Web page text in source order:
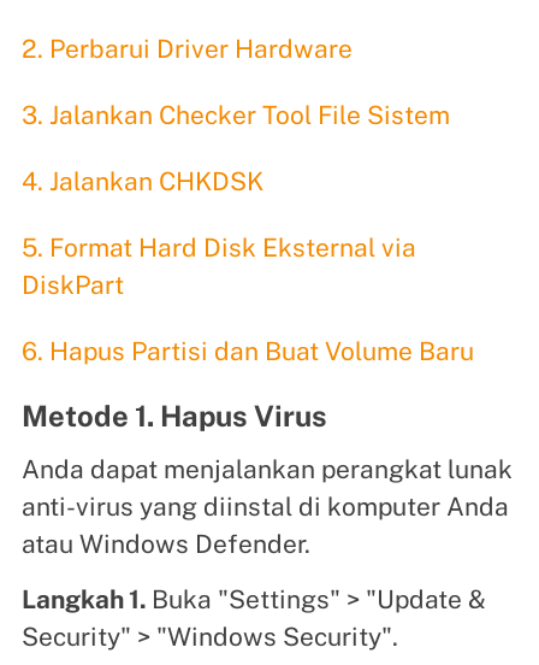
2. Perbarui Driver Hardware
3. Jalankan Checker Tool File Sistem
4. Jalankan CHKDSK
5. Format Hard Disk Eksternal via
DiskPart
6. Hapus Partisi dan Buat Volume Baru
Metode 1. Hapus Virus
Anda dapat menjalankan perangkat lunak
anti-virus yang diinstal di komputer Anda
atau Windows Defender.
Langkah 1. Buka "Settings" > "Update &
Security" > "Windows Security".